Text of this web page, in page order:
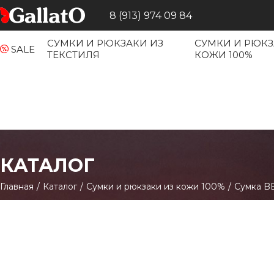
8 (913) 974 09 84
SALE
СУМКИ И РЮКЗАКИ ИЗ
ТЕКСТИЛЯ
СУМКИ И
КОЖИ 100%
КАТАЛОГ
Главная / Каталог / Сумки и рюкзаки из кожи 100% / Сумка